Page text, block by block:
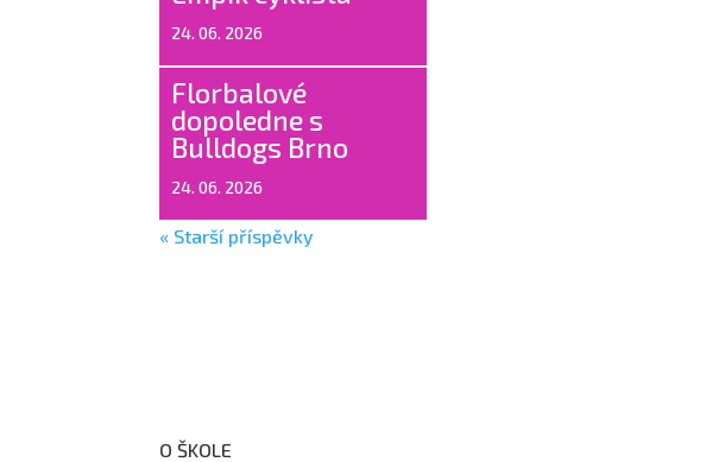
24. 06. 2026
Florbalové
dopoledne s
Bulldogs Brno
24. 06. 2026
« Starší příspěvky
O ŠKOLE